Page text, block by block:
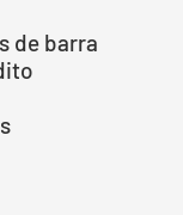
de barra